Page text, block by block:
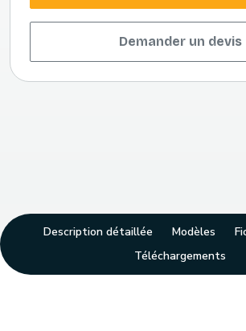
Demander un devis
Description détaillée Modèles
Téléchargements